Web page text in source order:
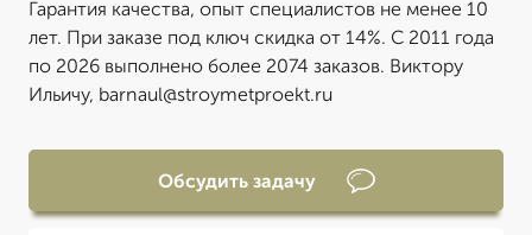
Гарантия качества, опыт специалистов не менее 10
лет. При заказе под ключ скидка от 14%. С 2011 года
по 2026 выполнено более 2074 заказов. Виктору
Ильичу, barnaul@stroymetproekt.ru
Обсудить задачу